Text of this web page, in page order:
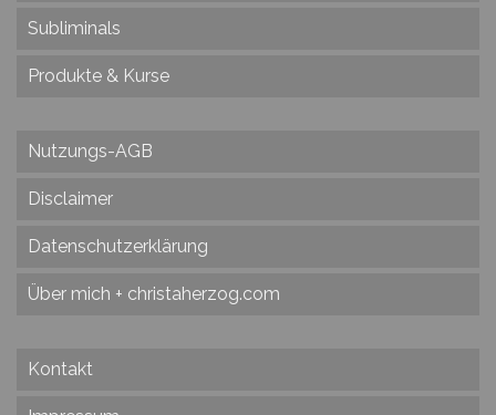
Subliminals
Produkte & Kurse
Nutzungs-AGB
Disclaimer
Datenschutzerklärung
Über mich + christaherzog.com
Kontakt